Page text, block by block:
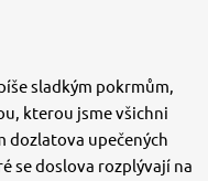
sladkým pokrmům,
kterou jsme všichni
dozlatova upečených
se doslova rozplývají na